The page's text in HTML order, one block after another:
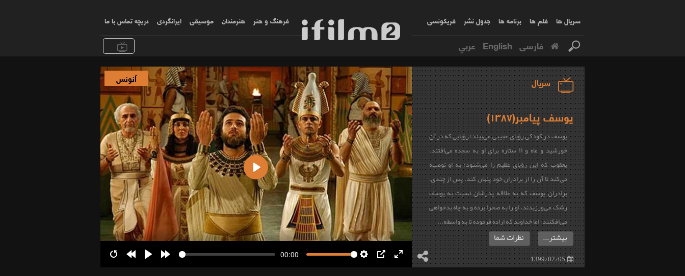
سریال ها فلم ها برنامه ها جدول نشر فریکونسی فرهنگ و هنر هنرمندان موسیقی ایرانگردی دریچه تماس با ما
فارسی English عربي
سریال
یوسف پیامبر(۱۳۸۷)
یوسف در کودکی رؤیای عجیبی می‌بیند؛ رؤیایی که در آن
خورشید و ماه و ۱۱ ستاره برای او به سجده می‌افتند.
یعقوب که این رؤیای عظیم را می‌شنود؛ به او توصیه
می‌کند تا آن را از برادران خود پنهان کند. پس از چندی،
برادران یوسف که به علاقه پدرشان نسبت به یوسف
رشک می‌ورزیدند، او را به صحرا برده و به چاه بدخواهی
می‌افکنند؛ اما خداوند که اراده فرموده تا به واسطه...
1399/02/05
بیشتر... نظرات شما
00:00
Enter
fullscreen
Play
آنونس